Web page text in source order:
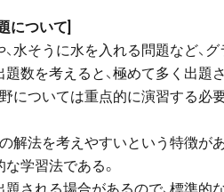
について]
水そうに水を入れる問題など、
数を考えると、極めて多く出題
については重点的に演習する必
解法を考えやすいという特徴が
学習法である。